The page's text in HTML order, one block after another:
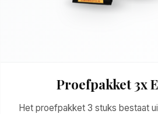
Proefpakket 3x
Het proefpakket 3 stuks bestaat